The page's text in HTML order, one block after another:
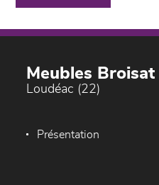
Meubles Broisat
Loudéac (22)
Présentation